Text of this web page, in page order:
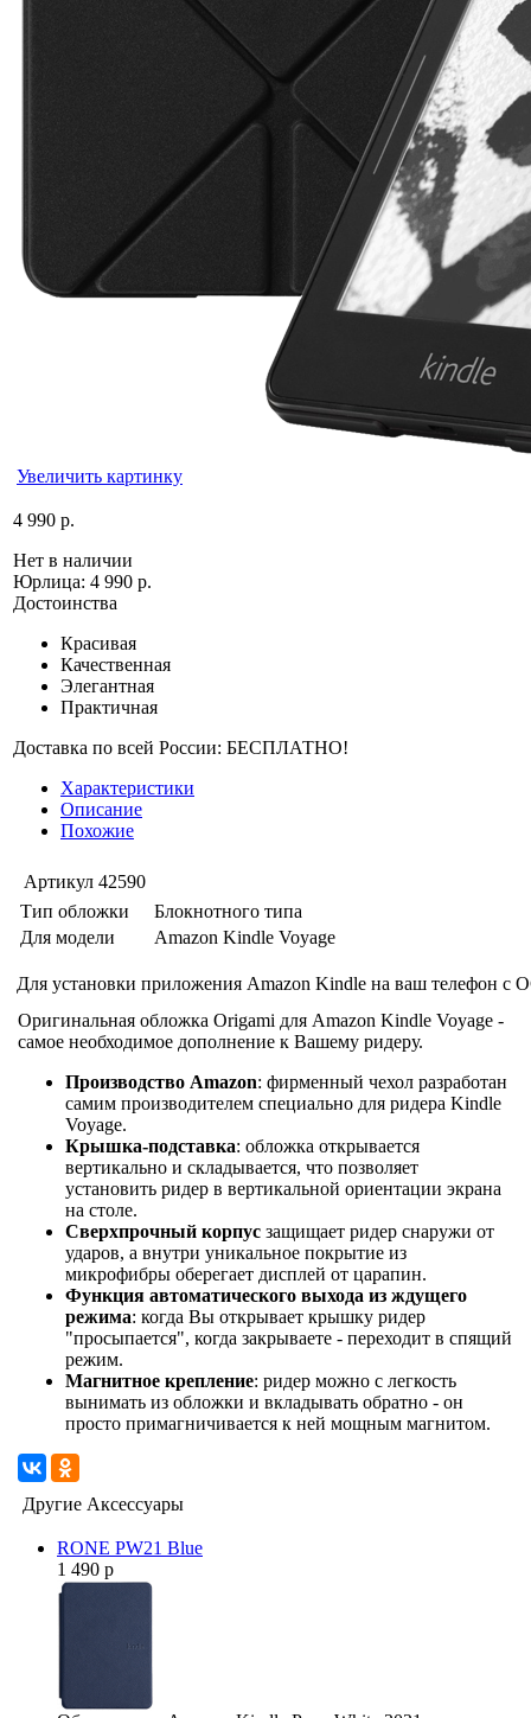
Увеличить картинку
4 990 р.
Нет в наличии
Юрлица: 4 990 р.
Достоинства
Красивая
Качественная
Элегантная
Практичная
Доставка по всей России: БЕСПЛАТНО!
Характеристики
Описание
Похожие
Артикул 42590
Тип обложки
Блокнотного типа
Для модели
Amazon Kindle Voyage
Для установки приложения Amazon Kindle на ваш телефон с
Оригинальная обложка Origami для Amazon Kindle Voyage -
самое необходимое дополнение к Вашему ридеру.
Производство Amazon: фирменный чехол разработан
самим производителем специально для ридера Kindle
Voyage.
Крышка-подставка: обложка открывается
вертикально и складывается, что позволяет
установить ридер в вертикальной ориентации экрана
на столе.
Сверхпрочный корпус защищает ридер снаружи от
ударов, а внутри уникальное покрытие из
микрофибры оберегает дисплей от царапин.
Функция автоматического выхода из ждущего
режима: когда Вы открывает крышку ридер
"просыпается", когда закрываете - переходит в спящий
режим.
Магнитное крепление: ридер можно с легкость
вынимать из обложки и вкладывать обратно - он
просто примагничивается к ней мощным магнитом.
Другие Аксессуары
RONE PW21 Blue
1 490 р